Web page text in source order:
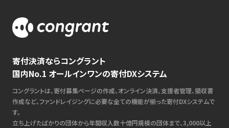
寄付決済ならコングラント
国内No.1 オールインワンの寄付DXシステム
コングラントは、寄付募集ページの作成、オンライン決済、支援者管理、領収書
作成など、ファンドレイジングに必要な全ての機能が揃った寄付DXシステムで
す。
立ち上げたばかりの団体から年間収入数十億円規模の団体まで、3,000以上